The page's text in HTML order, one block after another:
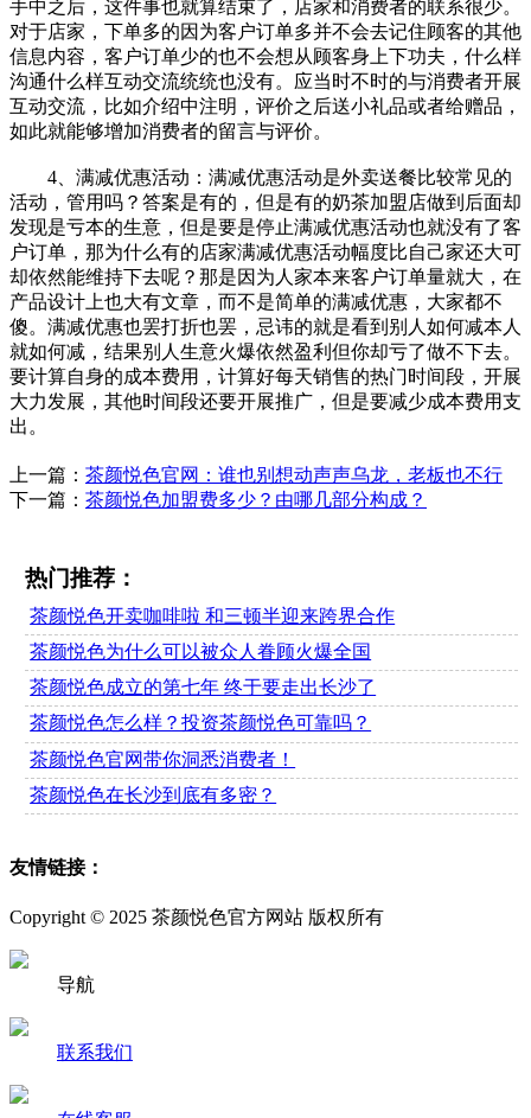
手中之后，这件事也就算结束了，店家和消费者的联系很少。
对于店家，下单多的因为客户订单多并不会去记住顾客的其他
信息内容，客户订单少的也不会想从顾客身上下功夫，什么样
沟通什么样互动交流统统也没有。应当时不时的与消费者开展
互动交流，比如介绍中注明，评价之后送小礼品或者给赠品，
如此就能够增加消费者的留言与评价。
4、满减优惠活动：满减优惠活动是外卖送餐比较常见的
活动，管用吗？答案是有的，但是有的奶茶加盟店做到后面却
发现是亏本的生意，但是要是停止满减优惠活动也就没有了客
户订单，那为什么有的店家满减优惠活动幅度比自己家还大可
却依然能维持下去呢？那是因为人家本来客户订单量就大，在
产品设计上也大有文章，而不是简单的满减优惠，大家都不
傻。满减优惠也罢打折也罢，忌讳的就是看到别人如何减本人
就如何减，结果别人生意火爆依然盈利但你却亏了做不下去。
要计算自身的成本费用，计算好每天销售的热门时间段，开展
大力发展，其他时间段还要开展推广，但是要减少成本费用支
出。
上一篇： 茶颜悦色官网：谁也别想动声声乌龙，老板也不行
下一篇： 茶颜悦色加盟费多少？由哪几部分构成？
热门推荐：
茶颜悦色开卖咖啡啦 和三顿半迎来跨界合作
茶颜悦色为什么可以被众人眷顾火爆全国
茶颜悦色成立的第七年 终于要走出长沙了
茶颜悦色怎么样？投资茶颜悦色可靠吗？
茶颜悦色官网带你洞悉消费者！
茶颜悦色在长沙到底有多密？
友情链接：
Copyright © 2025 茶颜悦色官方网站 版权所有
导航
联系我们